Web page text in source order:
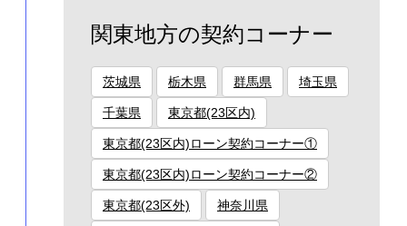
関東地方の契約コーナー
茨城県 栃木県 群馬県 埼玉県
千葉県 東京都(23区内)
東京都(23区内)ローン契約コーナー①
東京都(23区内)ローン契約コーナー②
東京都(23区外) 神奈川県